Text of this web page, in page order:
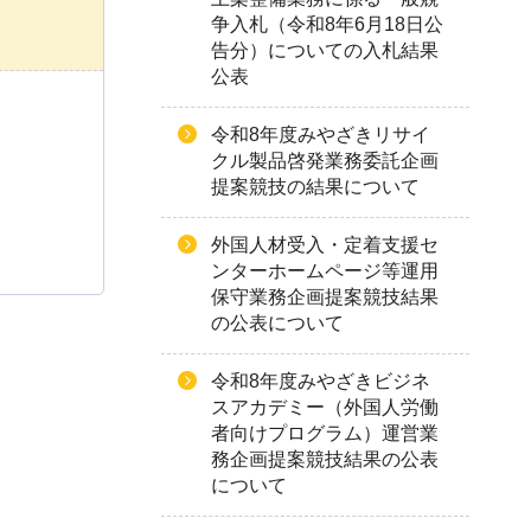
争入札（令和8年6月18日公
告分）についての入札結果
公表
令和8年度みやざきリサイ
クル製品啓発業務委託企画
提案競技の結果について
外国人材受入・定着支援セ
ンターホームページ等運用
保守業務企画提案競技結果
の公表について
令和8年度みやざきビジネ
スアカデミー（外国人労働
者向けプログラム）運営業
務企画提案競技結果の公表
について